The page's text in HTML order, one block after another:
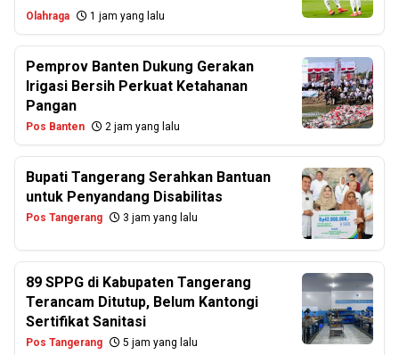
Olahraga 1 jam yang lalu
Pemprov Banten Dukung Gerakan
Irigasi Bersih Perkuat Ketahanan
Pangan
Pos Banten 2 jam yang lalu
Bupati Tangerang Serahkan Bantuan
untuk Penyandang Disabilitas
Pos Tangerang 3 jam yang lalu
89 SPPG di Kabupaten Tangerang
Terancam Ditutup, Belum Kantongi
Sertifikat Sanitasi
Pos Tangerang 5 jam yang lalu